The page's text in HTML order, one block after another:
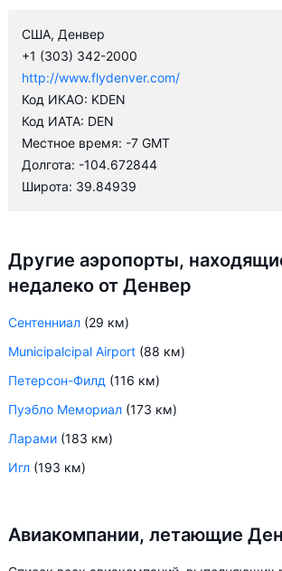
США, Денвер
+1 (303) 342-2000
http://www.flydenver.com/
Код ИКАО: KDEN
Код ИАТА: DEN
Местное время: -7 GMT
Долгота: -104.672844
Широта: 39.84939
Другие аэропорты,
недалеко от Денвер
Сентенниал (29 км)
Municipalcipal Airport (88 км)
Петерсон-Филд (116 км)
Пуэбло Мемориал (173 км)
Ларами (183 км)
Игл (193 км)
Авиакомпании, летающие